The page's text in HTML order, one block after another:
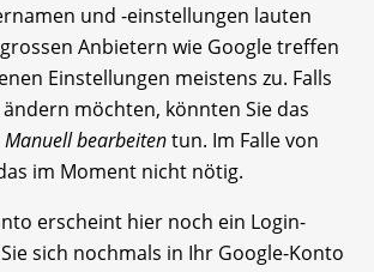
und -einstellungen lauten
Anbietern wie Google treffen
Einstellungen meistens zu. Falls
möchten, könnten Sie das
Manuell bearbeitentun. Im Falle von
im Moment nicht nötig.
erscheint hier noch ein Login-
sich nochmals in Ihr Google-Konto